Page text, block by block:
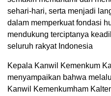
sehari-hari, serta menjadi
dalam memperkuat fondasi
mendukung terciptanya
seluruh rakyat Indonesia
Kepala Kanwil Kemenkum
menyampaikan bahwa
Kanwil Kemenkumham